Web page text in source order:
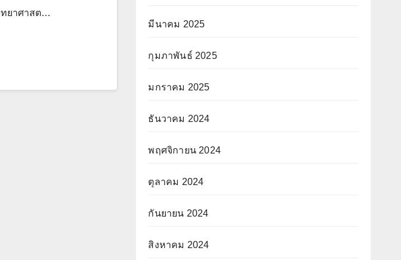
ยาศาสต…
มีนาคม 2025
กุมภาพันธ์ 2025
มกราคม 2025
ธันวาคม 2024
พฤศจิกายน 2024
ตุลาคม 2024
กันยายน 2024
สิงหาคม 2024